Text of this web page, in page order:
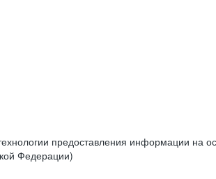
предоставления информации на
Федерации)